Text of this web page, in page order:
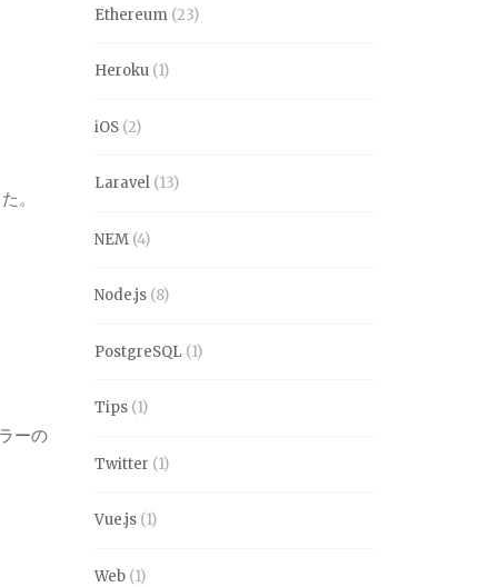
。
ーの
Ethereum (23)
Heroku (1)
iOS (2)
Laravel (13)
NEM (4)
Node.js (8)
PostgreSQL (1)
Tips (1)
Twitter (1)
Vue.js (1)
Web (1)